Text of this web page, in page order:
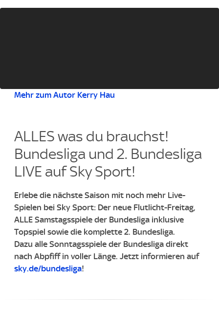
Mehr zum Autor Kerry Hau
ALLES was du brauchst!
Bundesliga und 2. Bundesliga
LIVE auf Sky Sport!
​Erlebe die nächste Saison mit noch mehr Live-
Spielen bei Sky Sport: Der neue Flutlicht-Freitag,
ALLE Samstagsspiele der Bundesliga inklusive
Topspiel sowie die komplette 2. Bundesliga. ​
Dazu alle Sonntagsspiele der Bundesliga direkt
nach Abpfiff in voller Länge. ​Jetzt informieren auf
sky.de/bundesliga!